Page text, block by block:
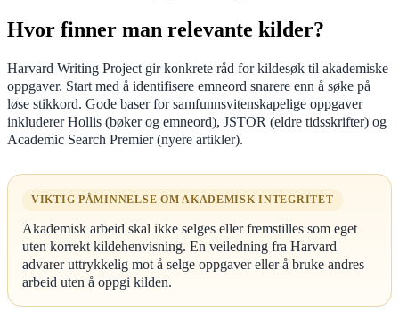
Hvor finner man relevante kilder?
Harvard Writing Project gir konkrete råd for kildesøk til akademiske
oppgaver. Start med å identifisere emneord snarere enn å søke på
løse stikkord. Gode baser for samfunnsvitenskapelige oppgaver
inkluderer Hollis (bøker og emneord), JSTOR (eldre tidsskrifter) og
Academic Search Premier (nyere artikler).
VIKTIG PÅMINNELSE OM AKADEMISK INTEGRITET
Akademisk arbeid skal ikke selges eller fremstilles som eget
uten korrekt kildehenvisning. En veiledning fra Harvard
advarer uttrykkelig mot å selge oppgaver eller å bruke andres
arbeid uten å oppgi kilden.